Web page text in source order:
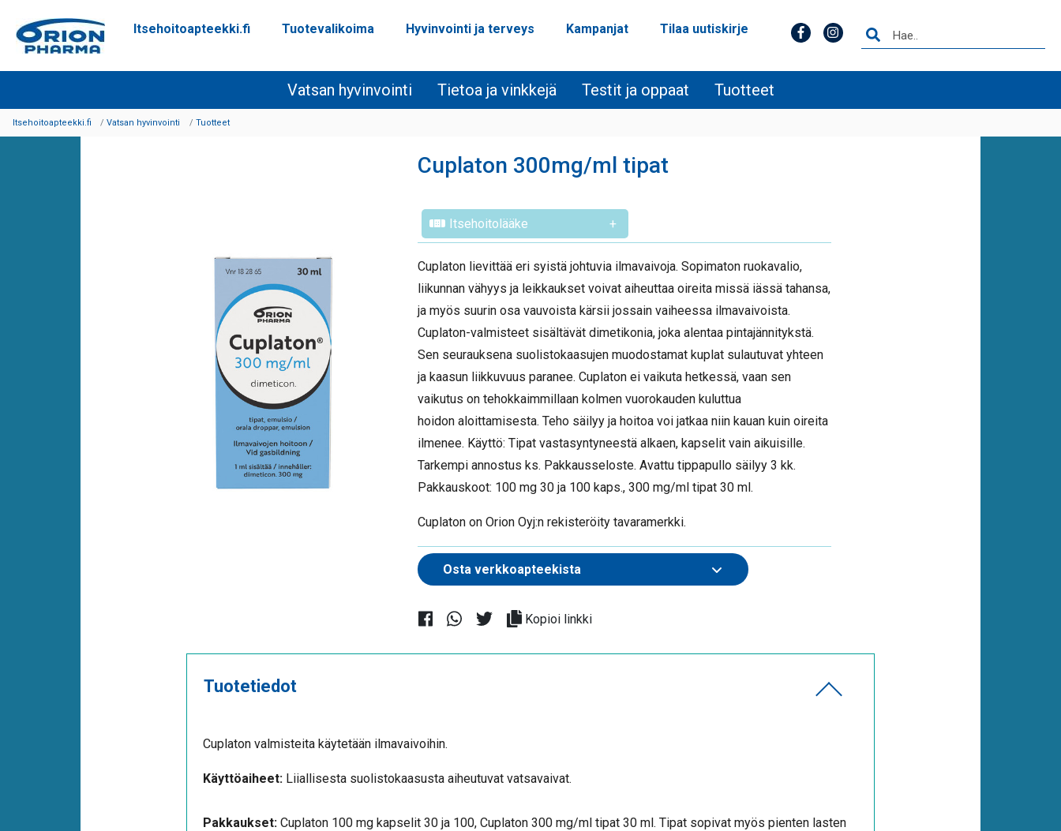
Siirry sisältöön
Itsehoitoapteekki.fi Tuotevalikoima Hyvinvointi ja terveys Kampanjat Tilaa uutiskirje
Vatsan hyvinvointi Tietoa ja vinkkejä Testit ja oppaat Tuotteet
Itsehoitoapteekki.fi Vatsan hyvinvointi Tuotteet
Cuplaton 300mg/ml tipat
Itsehoitolääke +
Cuplaton lievittää eri syistä johtuvia ilmavaivoja. Sopimaton ruokavalio,
liikunnan vähyys ja leikkaukset voivat aiheuttaa oireita missä iässä tahansa,
ja myös suurin osa vauvoista kärsii jossain vaiheessa ilmavaivoista.
Cuplaton-valmisteet sisältävät dimetikonia, joka alentaa pintajännitykstä.
Sen seurauksena suolistokaasujen muodostamat kuplat sulautuvat yhteen
ja kaasun liikkuvuus paranee. Cuplaton ei vaikuta hetkessä, vaan sen
vaikutus on tehokkaimmillaan kolmen vuorokauden kuluttua
hoidon aloittamisesta. Teho säilyy ja hoitoa voi jatkaa niin kauan kuin oireita
ilmenee. Käyttö: Tipat vastasyntyneestä alkaen, kapselit vain aikuisille.
Tarkempi annostus ks. Pakkausseloste. Avattu tippapullo säilyy 3 kk.
Pakkauskoot: 100 mg 30 ja 100 kaps., 300 mg/ml tipat 30 ml.
Cuplaton on Orion Oyj:n rekisteröity tavaramerkki.
Kopioi linkki
Tuotetiedot
Cuplaton valmisteita käytetään ilmavaivoihin.
Käyttöaiheet: Liiallisesta suolistokaasusta aiheutuvat vatsavaivat.
Pakkaukset: Cuplaton 100 mg kapselit 30 ja 100, Cuplaton 300 mg/ml tipat 30 ml. Tipat sopivat myös pienten lasten